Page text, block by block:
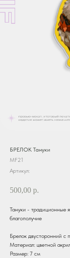
БРЕЛОК Тануки
MF21
Артикул:
500,00 р.
Тануки - традиционные
благополучие
Брелок двусторонний с
Материал: цветной
Размер: 7 см